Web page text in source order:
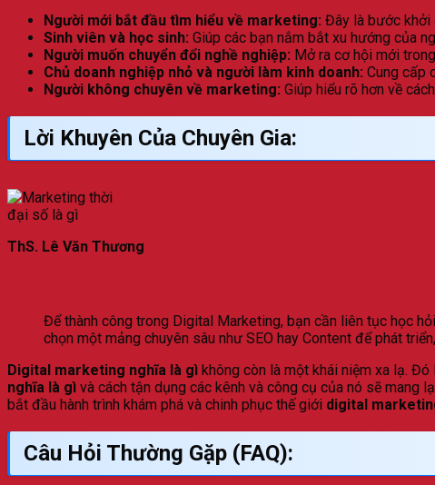
Người mới bắt đầu tìm hiểu về marketing: Đây là bước khởi
Sinh viên và học sinh: Giúp các bạn nắm bắt xu hướng của
Người muốn chuyển đổi nghề nghiệp: Mở ra cơ hội mới
Chủ doanh nghiệp nhỏ và người làm kinh doanh: Cung cấp
Người không chuyên về marketing: Giúp hiểu rõ hơn về
Lời Khuyên Của Chuyên Gia:
ThS. Lê Văn Thương
Để thành công trong Digital Marketing, bạn cần liên tục học
chọn một mảng chuyên sâu như SEO hay Content để phát
Digital marketing nghĩa là gì không còn là một khái niệm xa lạ.
nghĩa là gì và cách tận dụng các kênh và công cụ của nó sẽ mang
bắt đầu hành trình khám phá và chinh phục thế giới digital
Câu Hỏi Thường Gặp (FAQ):